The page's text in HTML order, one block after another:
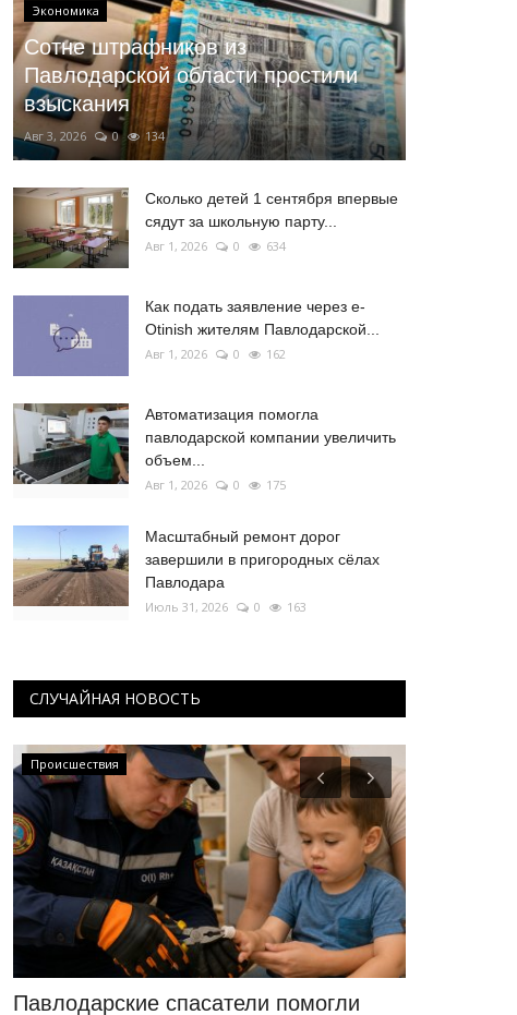
Экономика
Сотне штрафников из
Павлодарской области простили
взыскания
Авг 3, 2026 0 134
Сколько детей 1 сентября впервые
сядут за школьную парту...
Авг 1, 2026 0 634
Как подать заявление через e-
Otinish жителям Павлодарской...
Авг 1, 2026 0 162
Автоматизация помогла
павлодарской компании увеличить
объем...
Авг 1, 2026 0 175
Масштабный ремонт дорог
завершили в пригородных сёлах
Павлодара
Июль 31, 2026 0 163
СЛУЧАЙНАЯ НОВОСТЬ
Происшествия
Павлодарские спасатели помогли